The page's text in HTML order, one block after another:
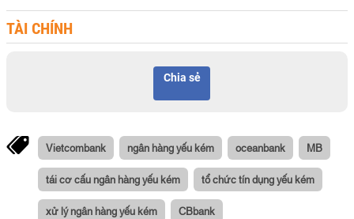
TÀI CHÍNH
Chia sẻ
Vietcombank ngân hàng yếu kém oceanbank MB
tái cơ cấu ngân hàng yếu kém tổ chức tín dụng yếu kém
xử lý ngân hàng yếu kém CBbank